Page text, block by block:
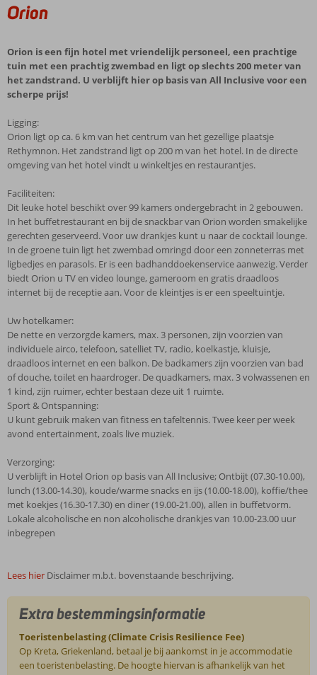
Orion
Orion is een fijn hotel met vriendelijk personeel, een prachtige
tuin met een prachtig zwembad en ligt op slechts 200 meter van
het zandstrand. U verblijft hier op basis van All Inclusive voor een
scherpe prijs!
Ligging:
Orion ligt op ca. 6 km van het centrum van het gezellige plaatsje
Rethymnon. Het zandstrand ligt op 200 m van het hotel. In de directe
omgeving van het hotel vindt u winkeltjes en restaurantjes.
Faciliteiten:
Dit leuke hotel beschikt over 99 kamers ondergebracht in 2 gebouwen.
In het buffetrestaurant en bij de snackbar van Orion worden smakelijke
gerechten geserveerd. Voor uw drankjes kunt u naar de cocktail lounge.
In de groene tuin ligt het zwembad omringd door een zonneterras met
ligbedjes en parasols. Er is een badhanddoekenservice aanwezig. Verder
biedt Orion u TV en video lounge, gameroom en gratis draadloos
internet bij de receptie aan. Voor de kleintjes is er een speeltuintje.
Uw hotelkamer:
De nette en verzorgde kamers, max. 3 personen, zijn voorzien van
individuele airco, telefoon, satelliet TV, radio, koelkastje, kluisje,
draadloos internet en een balkon. De badkamers zijn voorzien van bad
of douche, toilet en haardroger. De quadkamers, max. 3 volwassenen en
1 kind, zijn ruimer, echter bestaan deze uit 1 ruimte.
Sport & Ontspanning:
U kunt gebruik maken van fitness en tafeltennis. Twee keer per week
avond entertainment, zoals live muziek.
Verzorging:
U verblijft in Hotel Orion op basis van All Inclusive; Ontbijt (07.30-10.00),
lunch (13.00-14.30), koude/warme snacks en ijs (10.00-18.00), koffie/thee
met koekjes (16.30-17.30) en diner (19.00-21.00), allen in buffetvorm.
Lokale alcoholische en non alcoholische drankjes van 10.00-23.00 uur
inbegrepen
Lees hier Disclaimer m.b.t. bovenstaande beschrijving.
Extra bestemmingsinformatie
Toeristenbelasting (Climate Crisis Resilience Fee)
Op Kreta, Griekenland, betaal je bij aankomst in je accommodatie
een toeristenbelasting. De hoogte hiervan is afhankelijk van het